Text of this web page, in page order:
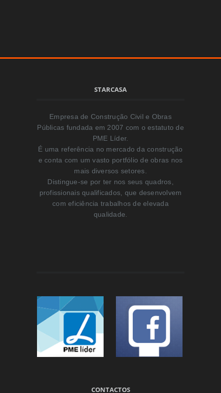
STARCASA
Empresa de Construção Civil e Obras
Públicas fundada em 2007 com o estatuto de
PME Líder.
É uma referência no mercado da construção
e conta com um vasto portfólio de obras nos
mais diversos setores.
Distingue-se por ter nos seus quadros,
profissionais qualificados, que desenvolvem
com eficiência trabalhos de elevada
qualidade.
CONTACTOS